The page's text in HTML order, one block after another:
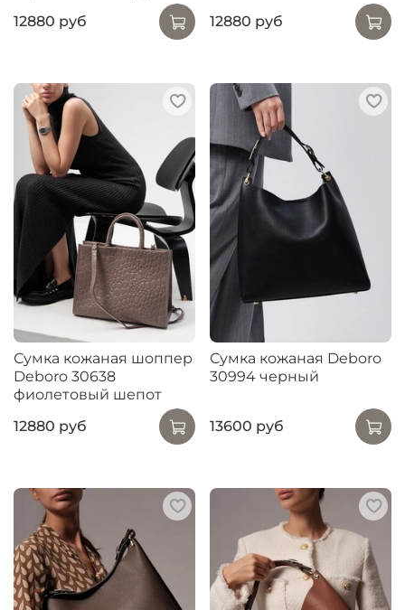
12880 руб
12880 руб
Сумка кожаная шоппер
Deboro 30638
фиолетовый шепот
12880 руб
Сумка кожаная Deboro
30994 черный
13600 руб